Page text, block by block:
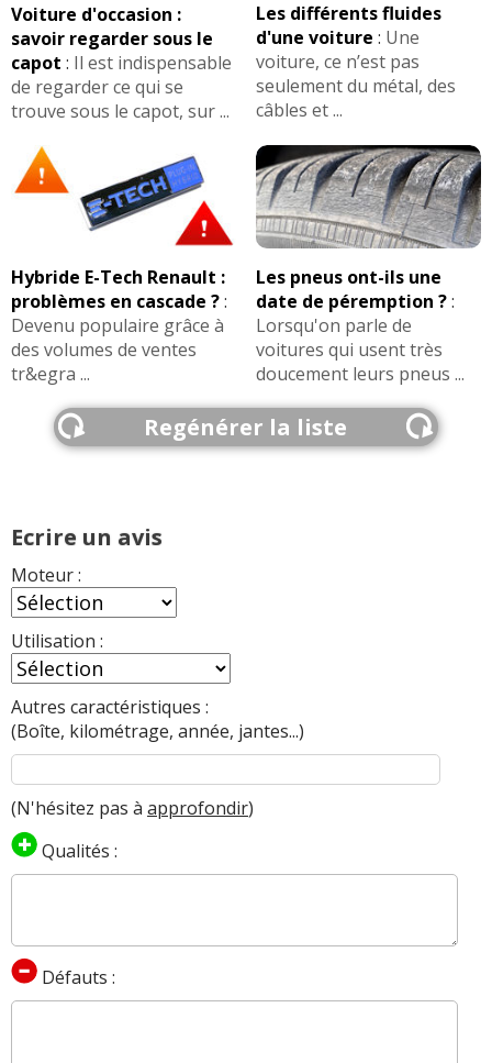
Voiture d'occasion :
savoir regarder sous le
capot : Il est indispensable
de regarder ce qui se
trouve sous le capot, sur ...
Les différents fluides
d'une voiture : Une
voiture, ce n’est pas
seulement du métal, des
câbles et ...
Hybride E-Tech Renault :
problèmes en cascade ?:
Devenu populaire grâce à
des volumes de ventes
tr&egra ...
Les pneus ont-ils une
date de péremption ?:
Lorsqu'on parle de
voitures qui usent très
doucement leurs pneus ...
Regénérer la liste
Ecrire un avis
Moteur :
Utilisation :
Autres caractéristiques :
(Boîte, kilométrage, année, jantes...)
(N'hésitez pas à approfondir)
Qualités :
Défauts :